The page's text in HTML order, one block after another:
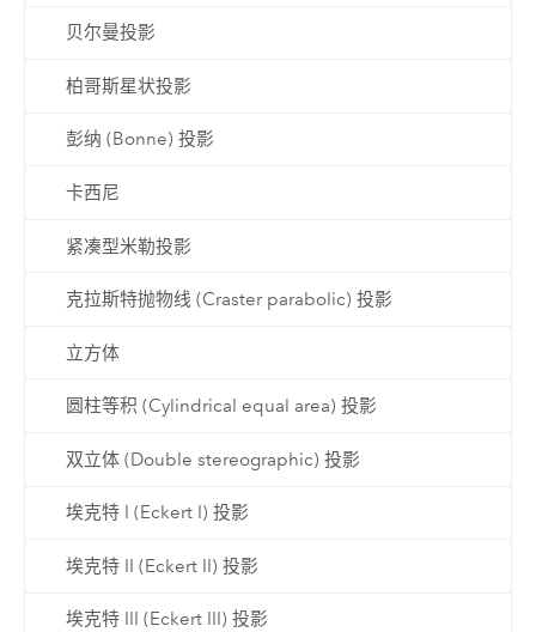
贝尔曼投影
柏哥斯星状投影
彭纳 (Bonne) 投影
卡西尼
紧凑型米勒投影
克拉斯特抛物线 (Craster parabolic) 投影
立方体
圆柱等积 (Cylindrical equal area) 投影
双立体 (Double stereographic) 投影
埃克特 I (Eckert I) 投影
埃克特 II (Eckert II) 投影
埃克特 III (Eckert III) 投影